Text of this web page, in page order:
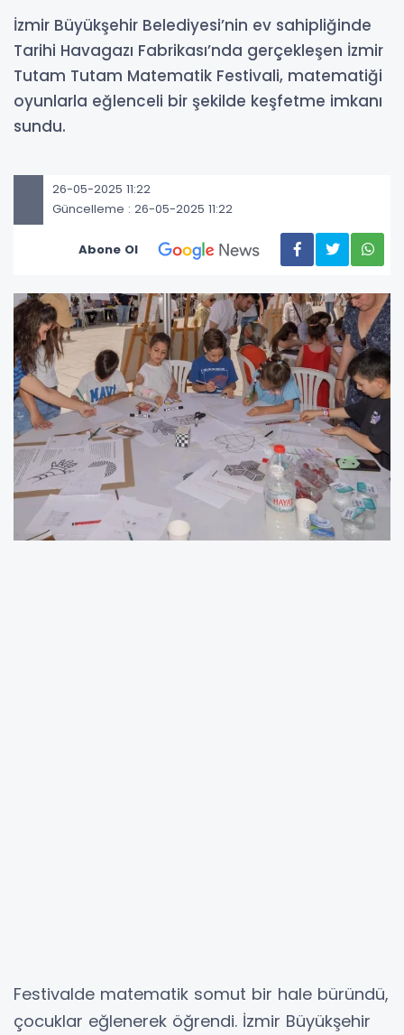
İzmir Büyükşehir Belediyesi’nin ev sahipliğinde
Tarihi Havagazı Fabrikası’nda gerçekleşen İzmir
Tutam Tutam Matematik Festivali, matematiği
oyunlarla eğlenceli bir şekilde keşfetme imkanı
sundu.
26-05-2025 11:22
Güncelleme : 26-05-2025 11:22
Abone Ol
Festivalde matematik somut bir hale büründü,
çocuklar eğlenerek öğrendi. İzmir Büyükşehir